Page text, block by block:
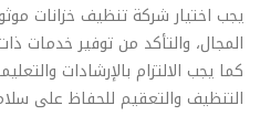
يجب اختيار شركة تنظيف خزانات
المجال، والتأكد من توفير خدمات
كما يجب الالتزام بالإرشادات
التنظيف والتعقيم للحفاظ على